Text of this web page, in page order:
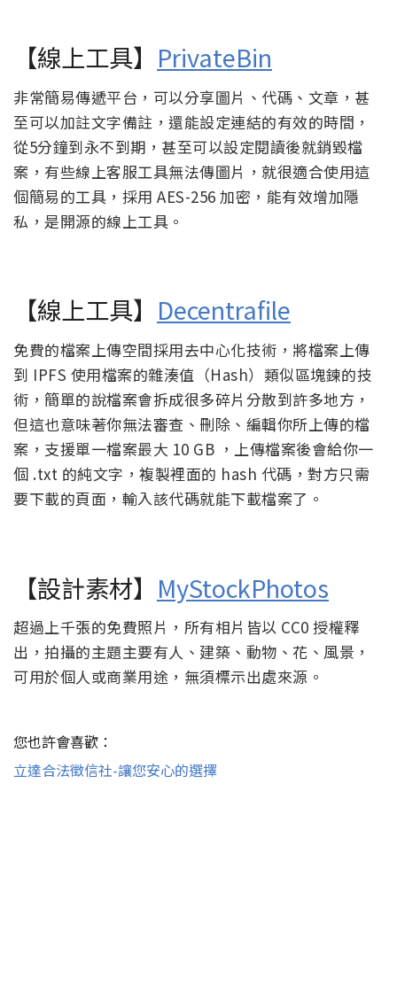
【線上工具】 PrivateBin
非常簡易傳遞平台，可以分享圖片、代碼、文章，甚
至可以加註文字備註，還能設定連結的有效的時間，
從5分鐘到永不到期，甚至可以設定閱讀後就銷毀檔
案，有些線上客服工具無法傳圖片，就很適合使用這
個簡易的工具，採用 AES-256 加密，能有效增加隱
私，是開源的線上工具。
【線上工具】 Decentrafile
免費的檔案上傳空間採用去中心化技術，將檔案上傳
到 IPFS 使用檔案的雜湊值（Hash）類似區塊鍊的技
術，簡單的說檔案會拆成很多碎片分散到許多地方，
但這也意味著你無法審查、刪除、編輯你所上傳的檔
案，支援單一檔案最大 10 GB ，上傳檔案後會給你一
個 .txt 的純文字，複製裡面的 hash 代碼，對方只需
要下載的頁面，輸入該代碼就能下載檔案了。
【設計素材】 MyStockPhotos
超過上千張的免費照片，所有相片皆以 CC0 授權釋
出，拍攝的主題主要有人、建築、動物、花、風景，
可用於個人或商業用途，無須標示出處來源。
您也許會喜歡：
立達合法徵信社-讓您安心的選擇